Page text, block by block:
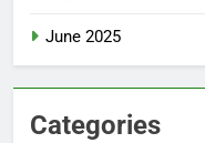
June 2025
Categories